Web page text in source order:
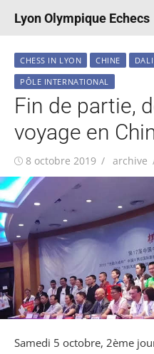
Lyon Olympique Echecs
CHESS IN LYON CHINE DALI
PÔLE INTERNATIONAL
Fin de partie,
voyage en
Publié
le
8 octobre 2019 Auteur/
archive
Samedi 5 octobre, 2ème